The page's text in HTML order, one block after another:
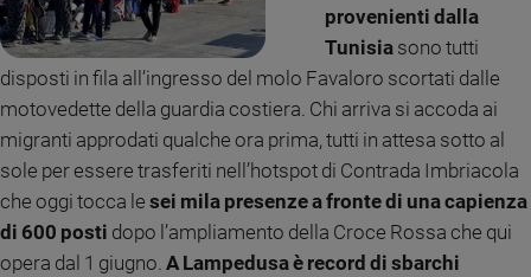
Volontariato
Diritti
Aziende
Caso
della
settimana
Migranti
Diversità
provenienti dalla
Tunisia sono tutti
disposti in fila all’ingresso del molo Favaloro scortati dalle
motovedette della guardia costiera. Chi arriva si accoda ai
migranti approdati qualche ora prima, tutti in attesa sotto al
sole per essere trasferiti nell’hotspot di Contrada Imbriacola
che oggi tocca le sei mila presenze a fronte di una capienza
di 600 posti dopo l’ampliamento della Croce Rossa che qui
opera dal 1 giugno. A Lampedusa è record di sbarchi